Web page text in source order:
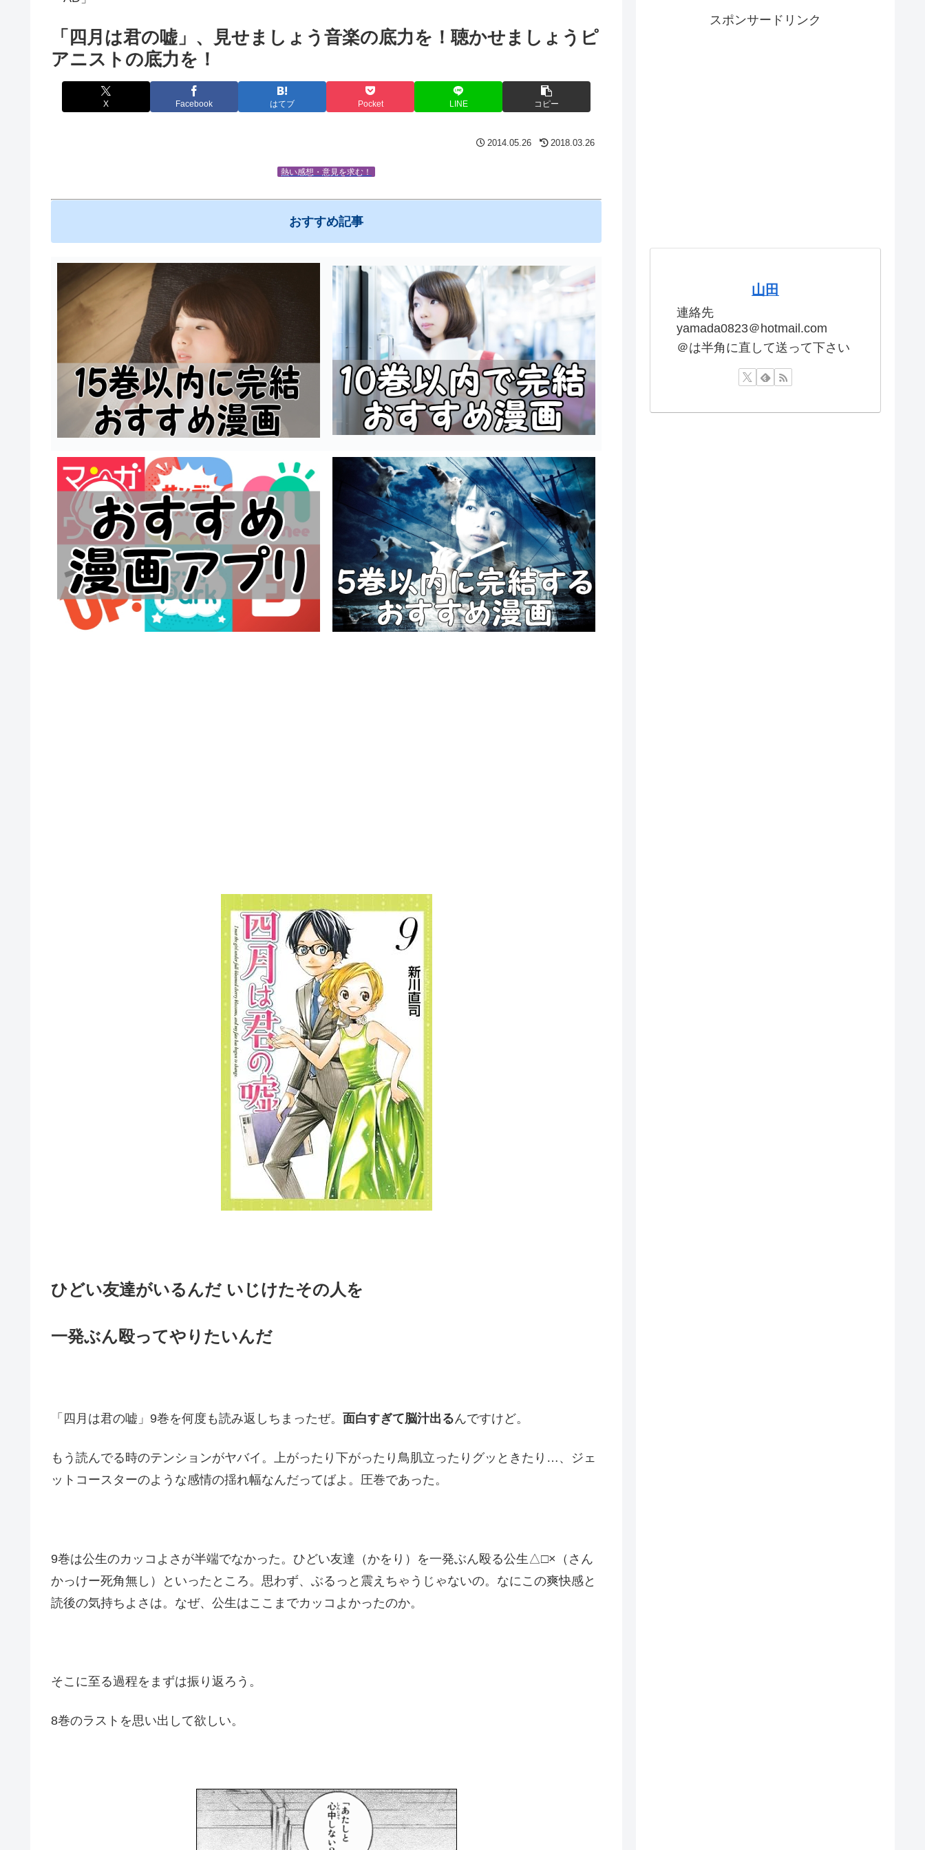
「四月は君の嘘」、見せましょう音楽の底力を！聴かせましょうピ
アニストの底力を！
X Facebook はてブ Pocket LINE コピー
2014.05.26 2018.03.26
熱い感想・意見を求む！
おすすめ記事
ひどい友達がいるんだ いじけたその人を
一発ぶん殴ってやりたいんだ
「四月は君の嘘」9巻を何度も読み返しちまったぜ。 面白すぎて脳汁出るんですけど。
もう読んでる時のテンションがヤバイ。上がったり下がったり鳥肌立ったりグッときたり…、ジェ
ットコースターのような感情の揺れ幅なんだってばよ。圧巻であった。
9巻は公生のカッコよさが半端でなかった。ひどい友達（かをり）を一発ぶん殴る公生△□×（さん
かっけー死角無し）といったところ。思わず、ぶるっと震えちゃうじゃないの。なにこの爽快感と
読後の気持ちよさは。なぜ、公生はここまでカッコよかったのか。
そこに至る過程をまずは振り返ろう。
8巻のラストを思い出して欲しい。
スポンサードリンク
山田
連絡先
yamada0823＠hotmail.com
＠は半角に直して送って下さい